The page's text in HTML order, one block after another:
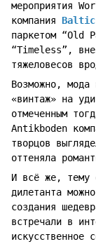
мероприятия
компания Baltic
паркетом “Old
“Timeless”,
тяжеловесов
Возможно, мода
«винтаж» на
отмеченным
Antikboden
творцов
оттеняла
И всё же, тему
дилетанта
создания
встречали в
искусственное